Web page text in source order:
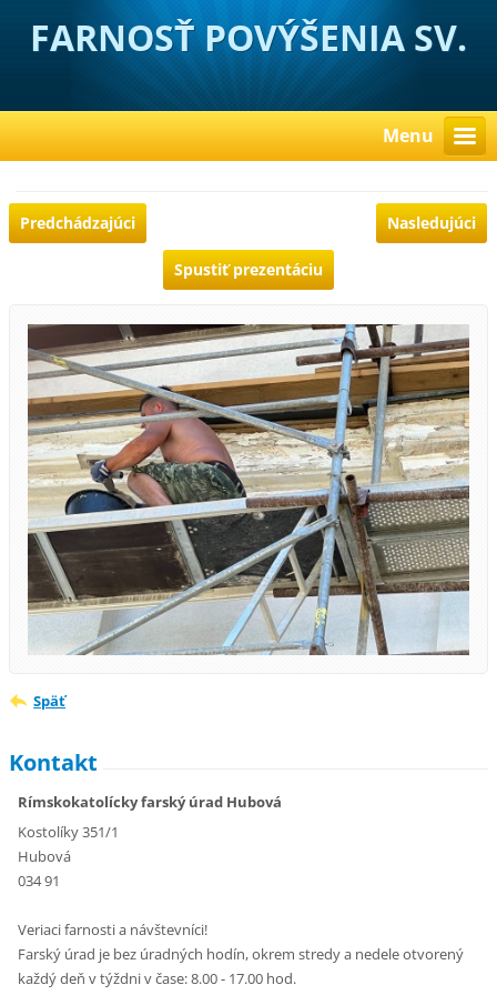
FARNOSŤ POVÝŠENIA SV.
KRÍŽA HUBOVÁ
Menu
Predchádzajúci Nasledujúci
Spustiť prezentáciu
Späť
Kontakt
Rímskokatolícky farský úrad Hubová
Kostolíky 351/1
Hubová
034 91
Veriaci farnosti a návštevníci!
Farský úrad je bez úradných hodín, okrem stredy a nedele otvorený
každý deň v týždni v čase: 8.00 - 17.00 hod.